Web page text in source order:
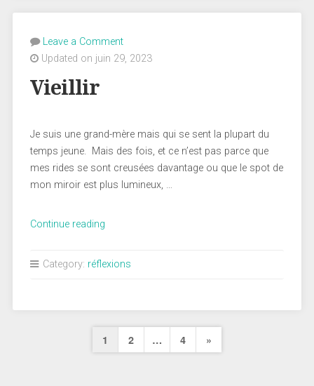
Leave a Comment
Updated on juin 29, 2023
Vieillir
Je suis une grand-mère mais qui se sent la plupart du
temps jeune. Mais des fois, et ce n’est pas parce que
mes rides se sont creusées davantage ou que le spot de
mon miroir est plus lumineux, …
Continue reading« Vieillir »
Category: réflexions
Pagination
1 2 … 4
Next
»